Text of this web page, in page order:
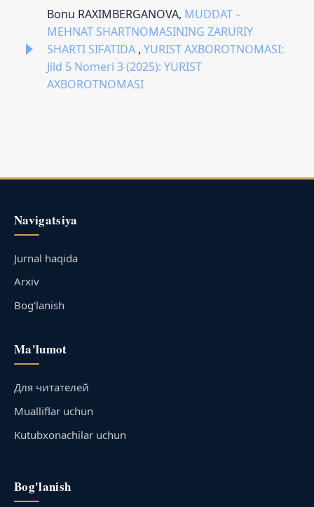
Bonu RAXIMBERGANOVA, MUDDAT –
MEHNAT SHARTNOMASINING ZARURIY
SHARTI SIFATIDA , YURIST AXBOROTNOMASI:
Jild 5 Nomeri 3 (2025): YURIST
AXBOROTNOMASI
Navigatsiya
Jurnal haqida
Arxiv
Bog‘lanish
Ma'lumot
Для читателей
Mualliflar uchun
Kutubxonachilar uchun
Bog'lanish